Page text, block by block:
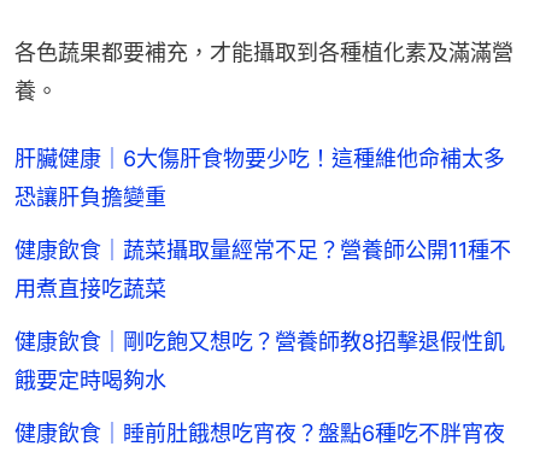
各色蔬果都要補充，才能攝取到各種植化素及滿滿營
養。
肝臟健康｜6大傷肝食物要少吃！這種維他命補太多
恐讓肝負擔變重
健康飲食｜蔬菜攝取量經常不足？營養師公開11種不
用煮直接吃蔬菜
健康飲食｜剛吃飽又想吃？營養師教8招擊退假性飢
餓要定時喝夠水
健康飲食｜睡前肚餓想吃宵夜？盤點6種吃不胖宵夜